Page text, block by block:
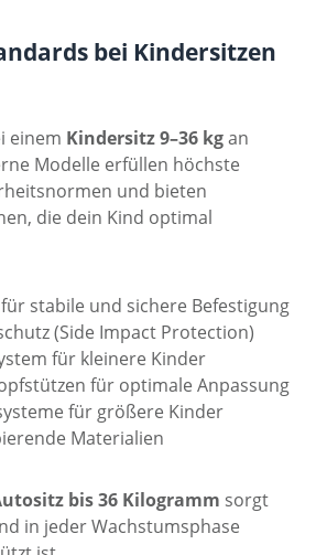
bei Kindersitzen
einem Kindersitz 9–36 kgan
Modelle erfüllen höchste
und bieten
die dein Kind optimal
für stabile und sichere Befestigung
(Side Impact Protection)
für kleinere Kinder
für optimale Anpassung
für größere Kinder
Materialien
bis 36 Kilogramm sorgt
in jeder Wachstumsphase